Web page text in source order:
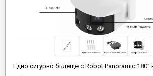
Едно сигурно бъдеще с Robot Panoramic 180°